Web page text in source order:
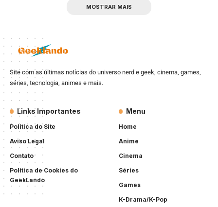
MOSTRAR MAIS
Site com as últimas notícias do universo nerd e geek, cinema, games,
séries, tecnologia, animes e mais.
Links Importantes
Politica do Site
Aviso Legal
Contato
Política de Cookies do
GeekLando
Menu
Home
Anime
Cinema
Séries
Games
K-Drama/K-Pop